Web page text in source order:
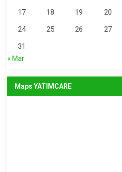
17
18 19 20
24
25 26 27
31
« Mar
Maps YATIMCARE